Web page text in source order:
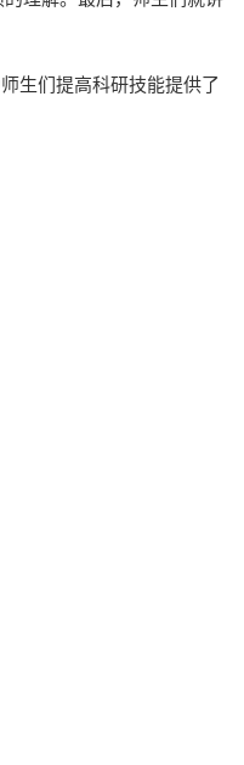
生们提高科研技能提供了